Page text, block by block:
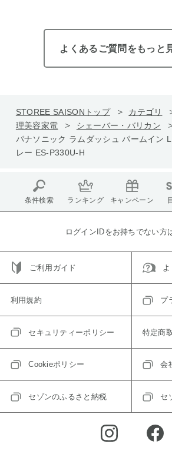
よくあるご質問をもっと
STOREE SAISONトップ カテゴリ
理美容家電
シェーバー・バリカン
パナソニック ラムダッシュ パームイン
レー ES-P330U-H
条件検索 ランキング キャンペーン
ログインIDをお持ちでない方
ご利用ガイド
利用規約 プ
セキュリティーポリシー 特定商
Cookieポリシー 会
セゾンのふるさと納税 セ